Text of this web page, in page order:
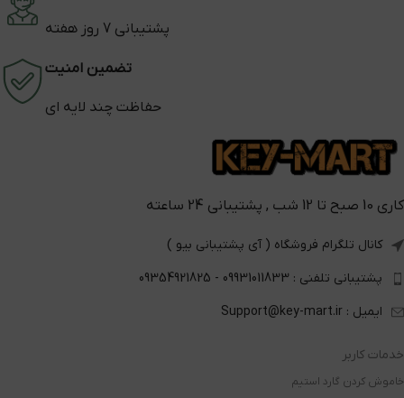
پشتیبانی 7 روز هفته
تضمین امنیت
حفاظت چند لایه ای
کاری 10 صبح تا 12 شب , پشتیبانی 24 ساعته
کانال تلگرام فروشگاه ( آی پشتیبانی بیو )
پشتیبانی تلفنی : 09931011833 - 09354921825
ایمیل : Support@key-mart.ir
خدمات کاربر
خاموش کردن گارد استیم